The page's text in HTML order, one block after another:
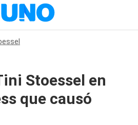
Stoessel en
que causó